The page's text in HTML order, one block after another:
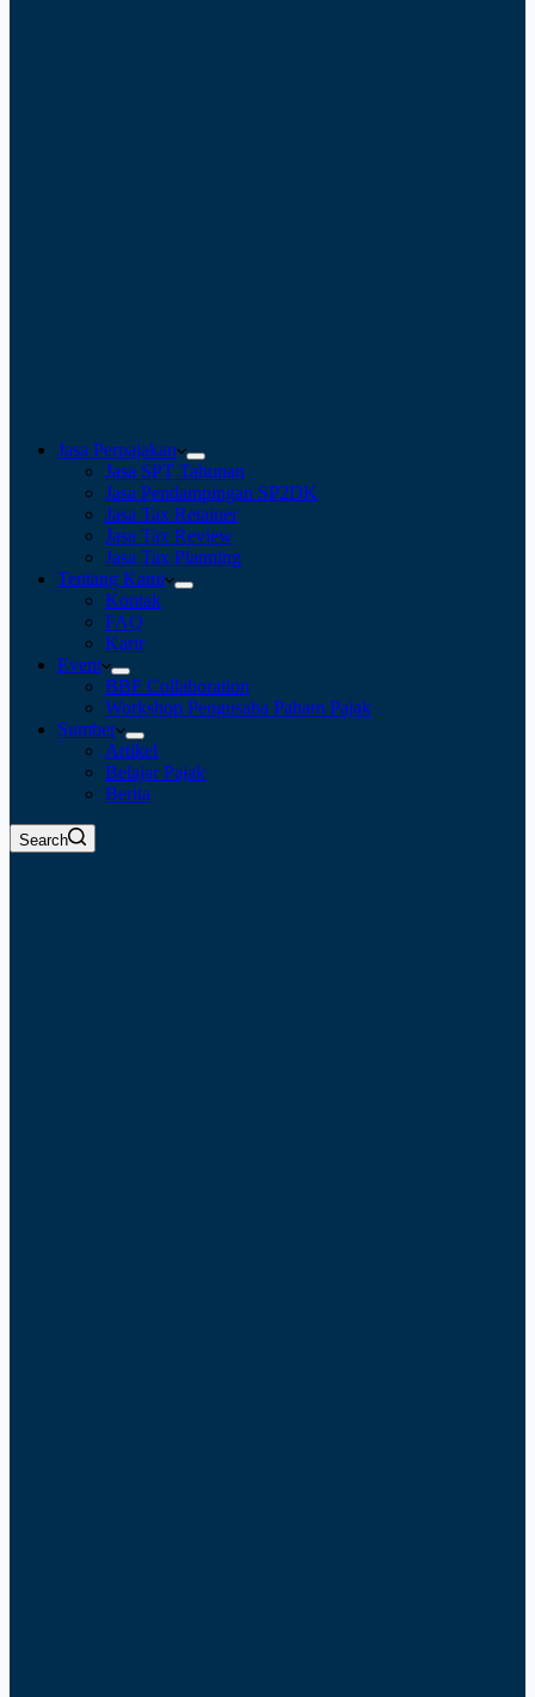
Jasa Perpajakan
Jasa SPT Tahunan
Jasa Pendampingan SP2DK
Jasa Tax Retainer
Jasa Tax Review
Jasa Tax Planning
Tentang Kami
Kontak
FAQ
Karir
Event
BBF Collaboration
Workshop Pengusaha Paham Pajak
Sumber
Artikel
Belajar Pajak
Berita
Search